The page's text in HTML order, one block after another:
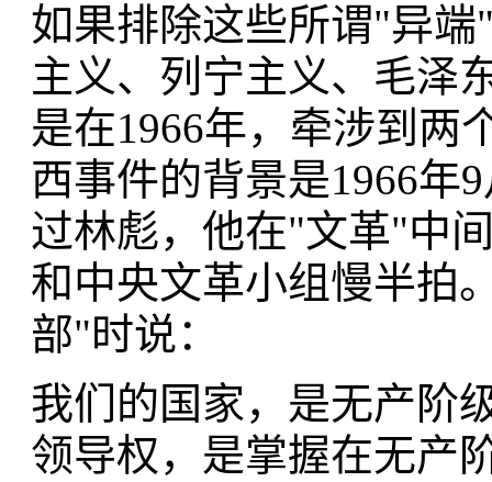
如果排除这些所谓"异
主义、列宁主义、毛泽
是在1966年，牵涉到两
西事件的背景是1966年
过林彪，他在"文革"中
和中央文革小组慢半拍
部"时说：
我们的国家，是无产阶
领导权，是掌握在无产